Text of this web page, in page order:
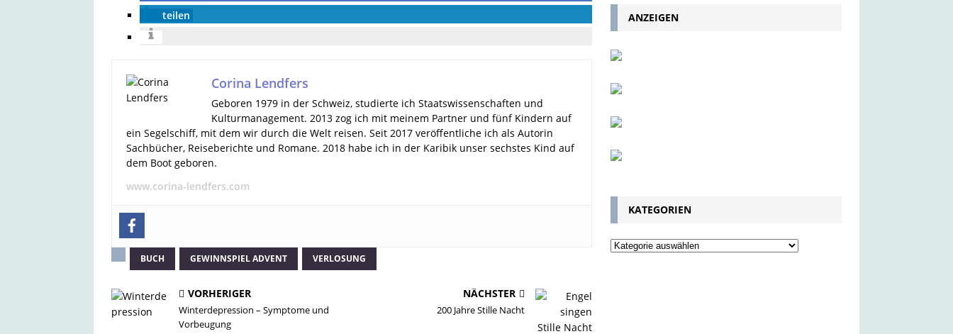
teilen
Corina Lendfers
Geboren 1979 in der Schweiz, studierte ich Staatswissenschaften und
Kulturmanagement. 2013 zog ich mit meinem Partner und fünf Kindern auf
ein Segelschiff, mit dem wir durch die Welt reisen. Seit 2017 veröffentliche ich als Autorin
Sachbücher, Reiseberichte und Romane. 2018 habe ich in der Karibik unser sechstes Kind auf
dem Boot geboren.
www.corina-lendfers.com
BUCH GEWINNSPIEL ADVENT VERLOSUNG
VORHERIGER
Winterdepression – Symptome und
Vorbeugung
NÄCHSTER
200 Jahre Stille Nacht
ANZEIGEN
KATEGORIEN